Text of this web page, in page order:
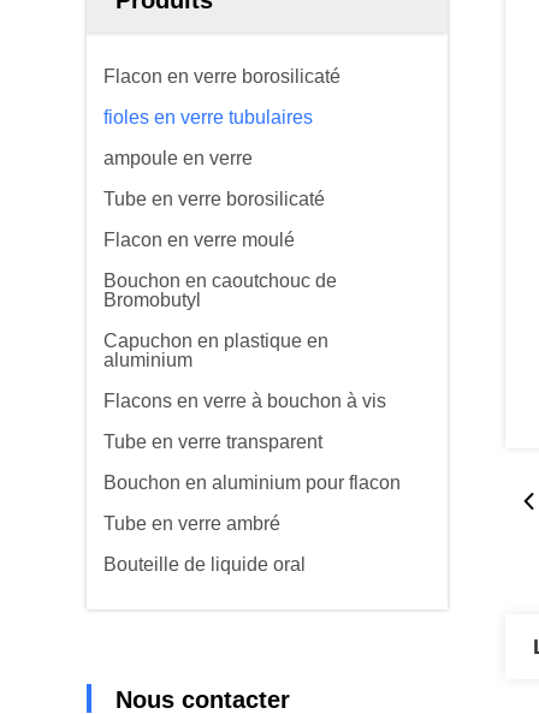
Flacon en verre borosilicaté
fioles en verre tubulaires
ampoule en verre
Tube en verre borosilicaté
Flacon en verre moulé
Bouchon en caoutchouc de
Bromobutyl
Capuchon en plastique en
aluminium
Flacons en verre à bouchon à vis
Tube en verre transparent
Bouchon en aluminium pour flacon
Tube en verre ambré
Bouteille de liquide oral
Nous contacter